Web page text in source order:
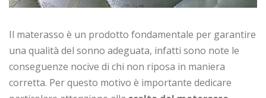
Il materasso è un prodotto fondamentale per garantire
una qualità del sonno adeguata, infatti sono note le
conseguenze nocive di chi non riposa in maniera
corretta. Per questo motivo è importante dedicare